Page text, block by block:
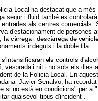
Local ha destacat que a més
segur i fluid també es
als centres comercials.
d'estacionament de persones
la càrrega i descàrrega de
indeguts i la doble fila.
s'intensificaran els controls
vesprada i nit i no sols els dies
de la Policia Local. En
Javier Serralvo, ha
si no està en condicions" per a
qualsevol tipus d'incident".